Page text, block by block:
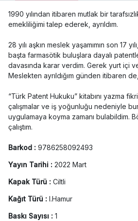
1990 yılından itibaren mutlak bir
emekliliğimi talep ederek, ayrıldım.
28 yılı aşkın meslek yaşamımın son
başta farmasötik buluşlara dayalı
davasında karar verdim. Gerek yurt içi
Meslekten ayrıldığım günden itibaren
“Türk Patent Hukuku” kitabını yazma
çalışmalar ve iş yoğunluğu nedeniyle
uygulamaya koyma zamanı bulabildim.
çalıştım.
Barkod : 9786258092493
Yayın Tarihi : 2022 Mart
Kapak Türü : Ciltli
Kağıt Türü : I.Hamur
Baskı Sayısı : 1